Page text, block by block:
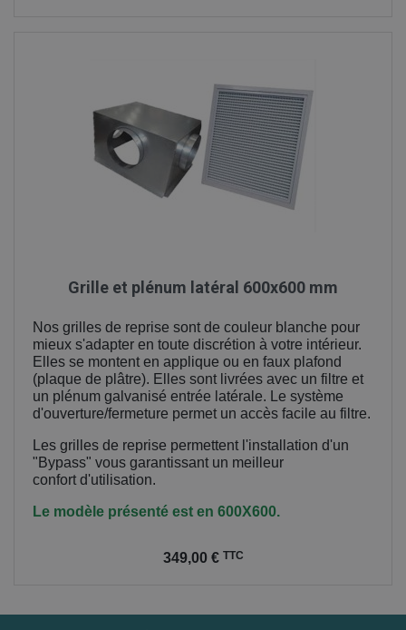
Grille et plénum latéral 600x600 mm
Nos grilles de reprise sont de couleur blanche pour
mieux s'adapter en toute discrétion à votre intérieur.
Elles se montent en applique ou en faux plafond
(plaque de plâtre). Elles sont livrées avec un filtre et
un plénum galvanisé entrée latérale. Le système
d'ouverture/fermeture permet un accès facile au filtre.
Les grilles de reprise permettent l'installation d'un
"Bypass" vous garantissant un meilleur
confort d'utilisation.
Le modèle présenté est en 600X600.
349,00 € TTC